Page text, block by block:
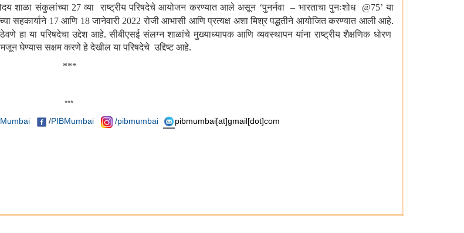
शाळा संकुलांच्या 27व्या राष्ट्रीय परिषदेचे आयोजन करण्यात आले असून ‘पुनर्नवा– भारताचा पुनःशोध @75’या
सहकार्याने 17आणि 18जानेवारी2022 रोजी आभासी आणि प्रत्यक्ष अशा मिश्र पद्धतीने आयोजित करण्यात आली आहे.
ठेवणे हा या परिषदेचा उद्देश आहे. सीबीएसई संलग्न शाळांचे मुख्याध्यापक आणि व्यवस्थापन यांना राष्ट्रीय शैक्षणिक धोरण
घेण्यास सक्षम करणे हे देखील या परिषदेचे उद्दिष्ट आहे.
***
***
/PIBMumbai /pibmumbai pibmumbai[at]gmail[dot]com